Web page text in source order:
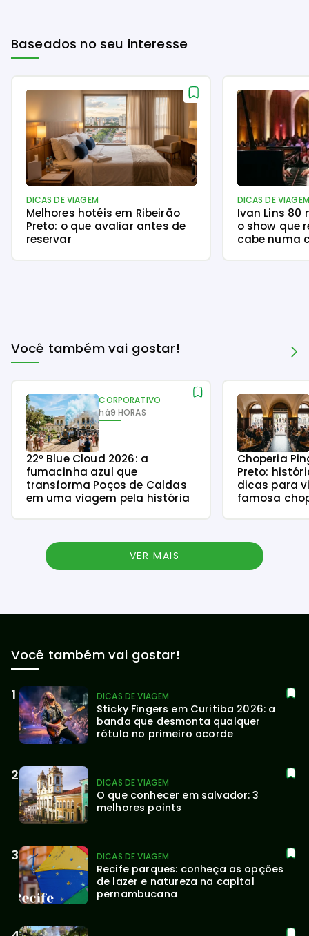
Baseados no seu interesse
DICAS DE VIAGEM
Melhores hotéis em Ribeirão
Preto: o que avaliar antes de
reservar
DICAS DE VIAGEM
Ivan Lins 80
o show que
cabe numa
Você também vai gostar!
CORPORATIVO
há9 HORAS
22º Blue Cloud 2026: a
fumacinha azul que
transforma Poços de Caldas
em uma viagem pela história
Choperia
Preto:
dicas para
famosa
VER MAIS
Você também vai gostar!
DICAS DE VIAGEM
Sticky Fingers em Curitiba 2026: a
banda que desmonta qualquer
rótulo no primeiro acorde
DICAS DE VIAGEM
O que conhecer em salvador: 3
melhores points
DICAS DE VIAGEM
Recife parques: conheça as opções
de lazer e natureza na capital
pernambucana